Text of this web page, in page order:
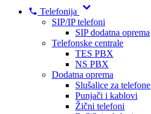
Telefonija
SIP/IP telefoni
SIP dodatna oprema
Telefonske centrale
TES PBX
NS PBX
Dodatna oprema
Slušalice za telefone
Punjači i kablovi
Žični telefoni